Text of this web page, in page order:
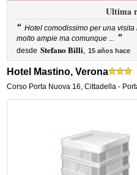
Ultima
“ Hotel comodissimo per una
molto ampie ma comunque ... ”
desde Stefano Billi, 15 años hace
Hotel Mastino, Verona
Corso Porta Nuova 16,Cittadella -